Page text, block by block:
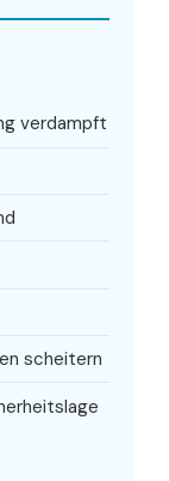
verdampft
scheitern